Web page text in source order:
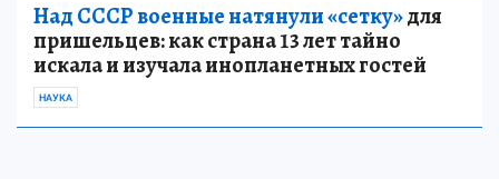
Над СССР военные натянули «сетку»для
пришельцев: как страна 13 лет тайно
искала и изучала инопланетных гостей
НАУКА